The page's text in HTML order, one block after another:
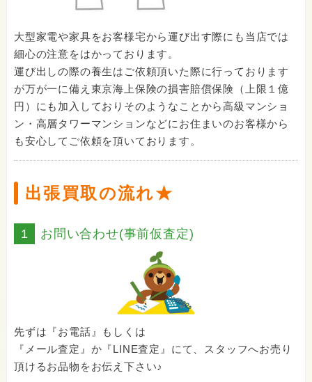
大型家電や家具をお客様宅から運び出す際にも当店では
細心の注意をはかっております。
運び出しの際の養生はご依頼頂いた際に行っております
が万が一に備え東京海上保険の損害賠償保険（上限１億
円）にも加入しておりそのようなことから高級マンショ
ン・高層タワーマンションなどにお住まいのお客様から
も安心してご依頼を頂いております。
出張買取の流れ★
1 お問い合わせ(事前仮査定)
先ずは『お電話』もしくは
『メール査定』か『LINE査定』にて、スタッフへお売り
頂けるお品物をお伝え下さい♪